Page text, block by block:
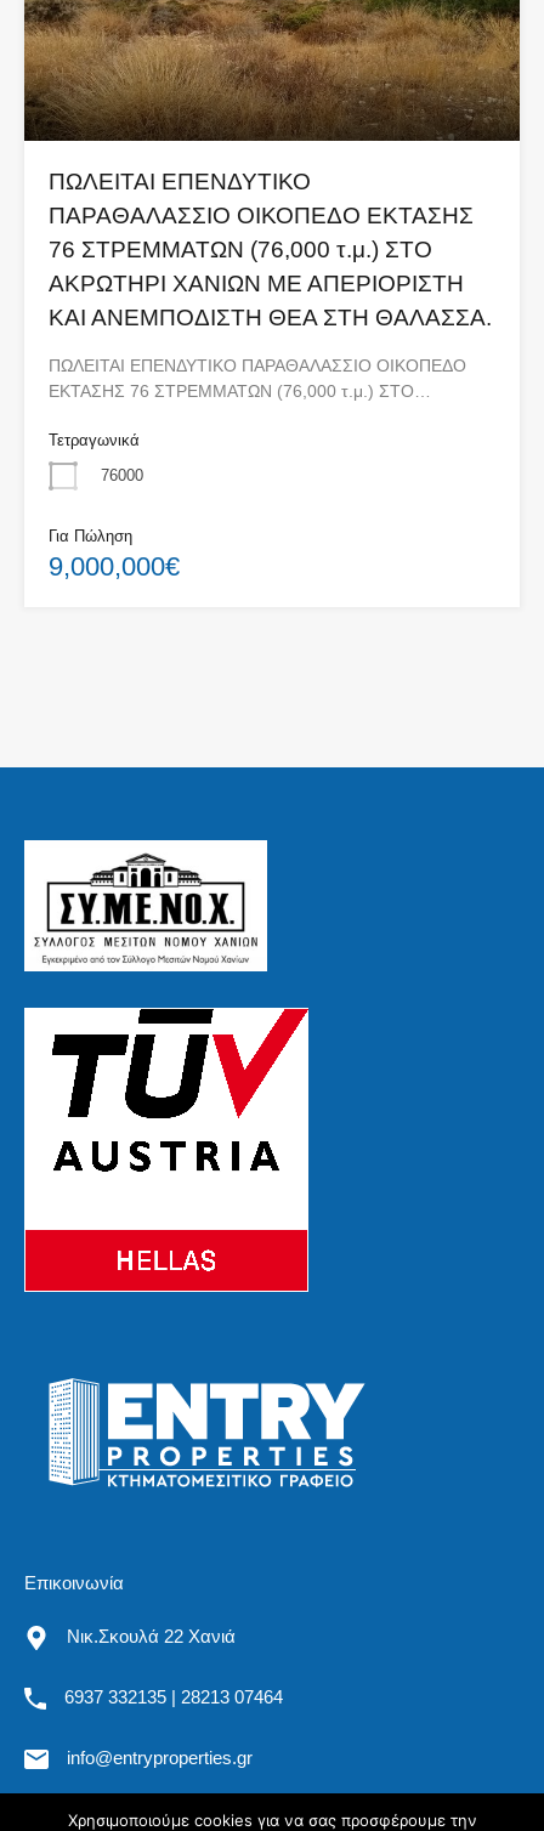
ΠΩΛΕΙΤΑΙ ΕΠΕΝΔΥΤΙΚΟ
ΠΑΡΑΘΑΛΑΣΣΙΟ ΟΙΚΟΠΕΔΟ ΕΚΤΑΣΗΣ
76 ΣΤΡΕΜΜΑΤΩΝ (76,000 τ.μ.) ΣΤΟ
ΑΚΡΩΤΗΡΙ ΧΑΝΙΩΝ ΜΕ ΑΠΕΡΙΟΡΙΣΤΗ
ΚΑΙ ΑΝΕΜΠΟΔΙΣΤΗ ΘΕΑ ΣΤΗ ΘΑΛΑΣΣΑ.
ΠΩΛΕΙΤΑΙ ΕΠΕΝΔΥΤΙΚΟ ΠΑΡΑΘΑΛΑΣΣΙΟ ΟΙΚΟΠΕΔΟ
ΕΚΤΑΣΗΣ 76 ΣΤΡΕΜΜΑΤΩΝ (76,000 τ.μ.) ΣΤΟ…
Τετραγωνικά
76000
Για Πώληση
9,000,000€
Επικοινωνία
Νικ.Σκουλά 22 Χανιά
6937 332135 | 28213 07464
info@entryproperties.gr
Χρησιμοποιούμε cookies για να σας προσφέρουμε την